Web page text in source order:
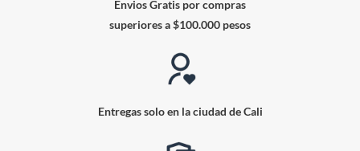
Envios Gratis por compras
superiores a $100.000 pesos
Entregas solo en la ciudad de Cali